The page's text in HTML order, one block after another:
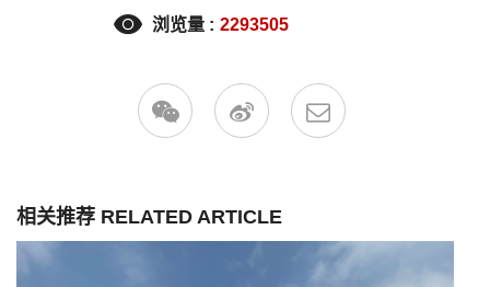
浏览量 : 2293505
相关推荐 RELATED ARTICLE